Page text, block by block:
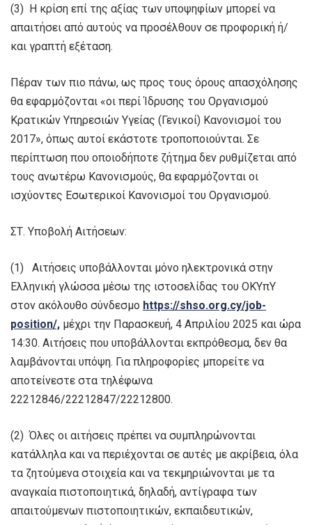
(3) Η κρίση επί της αξίας των υποψηφίων μπορεί να
απαιτήσει από αυτούς να προσέλθουν σε προφορική ή/
και γραπτή εξέταση.
Πέραν των πιο πάνω, ως προς τους όρους απασχόλησης
θα εφαρμόζονται «οι περί Ίδρυσης του Οργανισμού
Κρατικών Υπηρεσιών Υγείας (Γενικοί) Κανονισμοί του
2017», όπως αυτοί εκάστοτε τροποποιούνται. Σε
περίπτωση που οποιοδήποτε ζήτημα δεν ρυθμίζεται από
τους ανωτέρω Κανονισμούς, θα εφαρμόζονται οι
ισχύοντες Εσωτερικοί Κανονισμοί του Οργανισμού.
ΣΤ. Υποβολή Αιτήσεων:
(1) Αιτήσεις υποβάλλονται μόνο ηλεκτρονικά στην
Ελληνική γλώσσα μέσω της ιστοσελίδας του ΟΚΥπΥ
στον ακόλουθο σύνδεσμο https://shso.org.cy/job-
position/, μέχρι την Παρασκευή, 4 Απριλίου 2025 και ώρα
14:30. Αιτήσεις που υποβάλλονται εκπρόθεσμα, δεν θα
λαμβάνονται υπόψη. Για πληροφορίες μπορείτε να
αποτείνεστε στα τηλέφωνα
22212846/22212847/22212800.
(2) Όλες οι αιτήσεις πρέπει να συμπληρώνονται
κατάλληλα και να περιέχονται σε αυτές με ακρίβεια, όλα
τα ζητούμενα στοιχεία και να τεκμηριώνονται με τα
αναγκαία πιστοποιητικά, δηλαδή, αντίγραφα των
απαιτούμενων πιστοποιητικών, εκπαιδευτικών,